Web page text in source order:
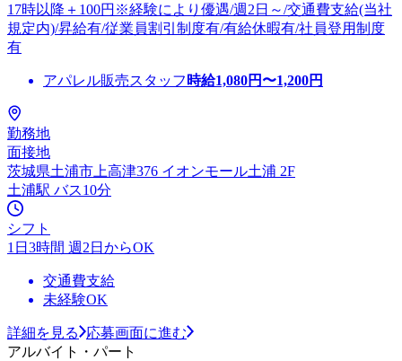
17時以降＋100円※経験により優遇/週2日～/交通費支給(当社
規定内)/昇給有/従業員割引制度有/有給休暇有/社員登用制度
有
アパレル販売スタッフ 時給1,080円〜1,200円
勤務地
面接地
茨城県土浦市上高津376 イオンモール土浦 2F
土浦駅 バス10分
シフト
1日3時間 週2日からOK
交通費支給
未経験OK
詳細を見る
応募画面に進む
アルバイト・パート